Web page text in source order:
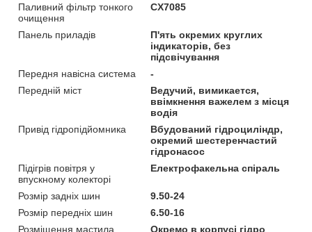
Паливний фільтр тонкого
очищення
CX7085
Панель приладів
П'ять окремих круглих
індикаторів, без
підсвічування
Передня навісна система
-
Передній міст
Ведучий, вимикается,
ввімкнення важелем з місця
водія
Привід гідропідйомника
Вбудований гідроциліндр,
окремий шестеренчастий
гідронасос
Підігрів повітря у
впускному колекторі
Електрофакельна спіраль
Розмір задніх шин
9.50-24
Розмір передніх шин
6.50-16
Розміщення мастила
Окремо в корпусі гідро